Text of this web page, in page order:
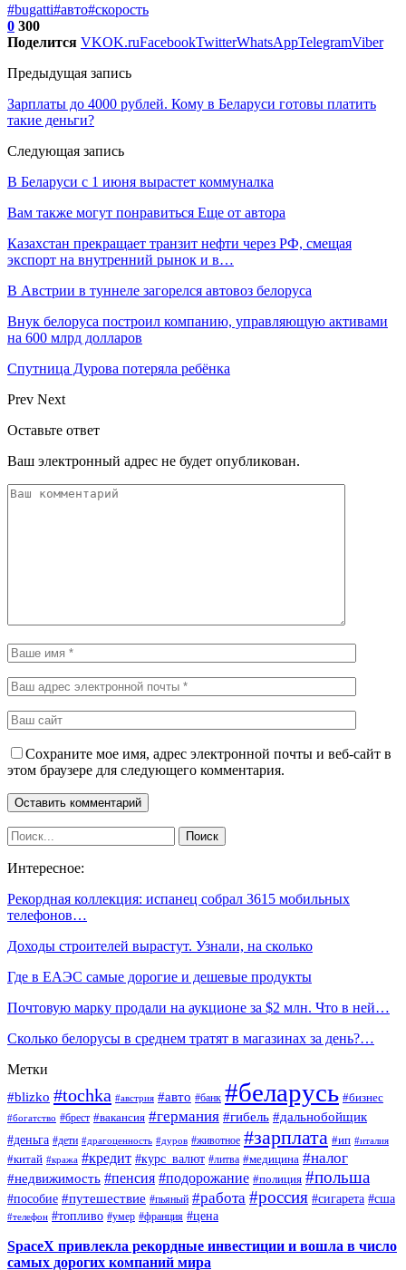
#bugatti#авто#скорость
0 300
Поделится VKOK.ruFacebookTwitterWhatsAppTelegramViber
Предыдущая запись
Зарплаты до 4000 рублей. Кому в Беларуси готовы платить
такие деньги?
Следующая запись
В Беларуси с 1 июня вырастет коммуналка
Вам также могут понравиться Еще от автора
Казахстан прекращает транзит нефти через РФ, смещая
экспорт на внутренний рынок и в…
В Австрии в туннеле загорелся автовоз белоруса
Внук белоруса построил компанию, управляющую активами
на 600 млрд долларов
Спутница Дурова потеряла ребёнка
Prev Next
Оставьте ответ
Ваш электронный адрес не будет опубликован.
Сохраните мое имя, адрес электронной почты и веб-сайт в
этом браузере для следующего комментария.
Интересное:
Рекордная коллекция: испанец собрал 3615 мобильных
телефонов…
Доходы строителей вырастут. Узнали, на сколько
Где в ЕАЭС самые дорогие и дешевые продукты
Почтовую марку продали на аукционе за $2 млн. Что в ней…
Сколько белорусы в среднем тратят в магазинах за день?…
Метки
#blizko #tochka #австрия #авто #банк #беларусь #бизнес
#богатство #брест #вакансия #германия #гибель #дальнобойщик
#деньга #дети #драгоценность #дуров #животное #зарплата #ип #италия
#китай #кража #кредит #курс_валют #литва #медицина #налог
#недвижимость #пенсия #подорожание #полиция #польша
#пособие #путешествие #пьяный #работа #россия #сигарета #сша
#телефон #топливо #умер #франция #цена
SpaceX привлекла рекордные инвестиции и вошла в число
самых дорогих компаний мира